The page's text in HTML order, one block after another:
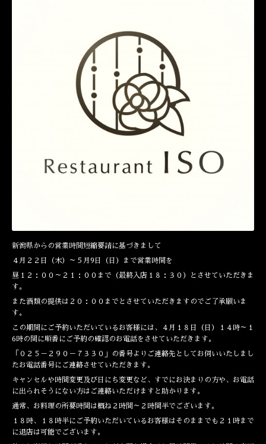
新潟県からの営業時間短縮要請に基づきまして
４月２２日（木）～５月9日（日）まで営業時間を
昼１２：００～２１：００まで（最終入店１８：３０）とさせていただきま
す。
また酒類の提供は２０：００までとさせていただきますのでご了承願いま
す。
この期間にご予約いただいているお客様には、４月１８日（日）１４時～１
6時の間に順番にご予約の確認のお電話をさせていただきます。
「０２５－２９０－７３３０」の番号よりご連絡先としてお伺いいたしまし
たお電話番号にご連絡させていただきます。
キャンセルや時間変更及び日にち変更など、すでにお決まりの方や、お電話
に出られそうにない方はご連絡いただけますと助かります。
通常、お料理の所要時間は概ね２時間～２時間半でございます。
１８時、１８時半にご予約いただいているお客様はそのままでも２１時まで
に退店は可能でございます。